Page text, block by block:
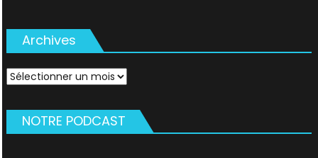
Archives
Archives
NOTRE PODCAST